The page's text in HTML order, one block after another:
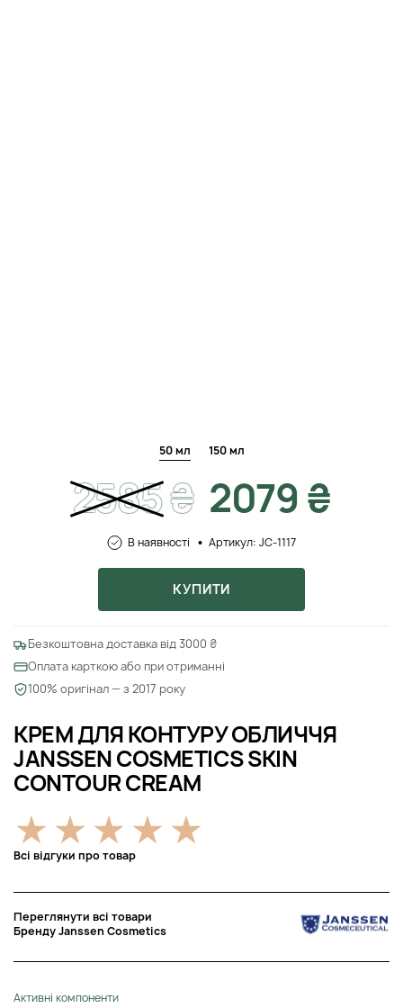
КРЕМ ДЛЯ КОНТУРУ ОБЛИЧЧЯ
JANSSEN COSMETICS SKIN
CONTOUR CREAM
Всі відгуки про товар
Переглянути всі товари
Бренду Janssen Cosmetics
Активні компоненти
50 мл 150 мл
2585₴ 2079 ₴
В наявності Артикул: JC-1117
КУПИТИ
Безкоштовна доставка від 3000 ₴
Оплата карткою або при отриманні
100% оригінал — з 2017 року